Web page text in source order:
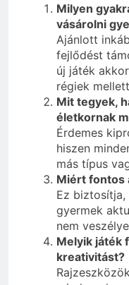
Milyen
vásárolni
Ajánlott
fejlődést
új játék
régiek
Mit tegyek,
életkornak
Érdemes
hiszen
más típus
Miért fontos
Ez
gyermek
nem
Melyik játék
kreativitást?